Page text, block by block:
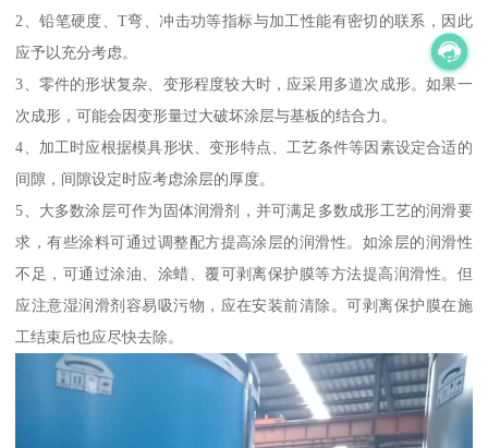
2、铅笔硬度、T弯、冲击功等指标与加工性能有密切的联系，因此
应予以充分考虑。
3、零件的形状复杂、变形程度较大时，应采用多道次成形。如果一
次成形，可能会因变形量过大破坏涂层与基板的结合力。
4、加工时应根据模具形状、变形特点、工艺条件等因素设定合适的
间隙，间隙设定时应考虑涂层的厚度。
5、大多数涂层可作为固体润滑剂，并可满足多数成形工艺的润滑要
求，有些涂料可通过调整配方提高涂层的润滑性。如涂层的润滑性
不足，可通过涂油、涂蜡、覆可剥离保护膜等方法提高润滑性。但
应注意湿润滑剂容易吸污物，应在安装前清除。可剥离保护膜在施
工结束后也应尽快去除。